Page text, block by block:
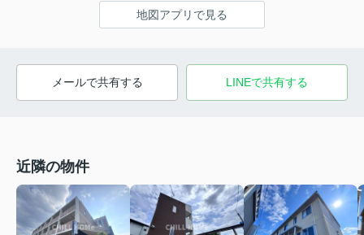
地図アプリで見る
メールで共有する LINEで共有する
近隣の物件